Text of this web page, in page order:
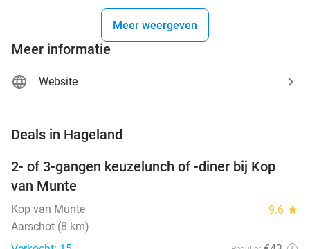
Meer weergeven
Meer informatie
Website
Deals in Hageland
34%
2- of 3-gangen keuzelunch of -diner bij Kop
van Munte
Kop van Munte 9.6 star
Aarschot (8 km)